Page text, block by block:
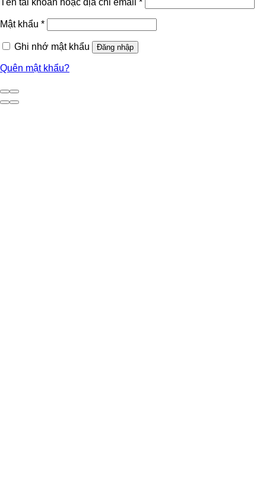
Tên tài khoản hoặc địa chỉ email *
Mật khẩu *
Ghi nhớ mật khẩu Đăng nhập
Quên mật khẩu?